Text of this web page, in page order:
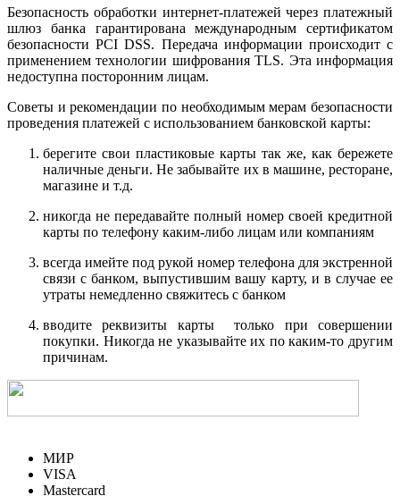
Безопасность обработки интернет-платежей через платежный
шлюз банка гарантирована международным сертификатом
безопасности PCI DSS. Передача информации происходит с
применением технологии шифрования TLS. Эта информация
недоступна посторонним лицам.
Советы и рекомендации по необходимым мерам безопасности
проведения платежей с использованием банковской карты:
берегите свои пластиковые карты так же, как бережете
наличные деньги. Не забывайте их в машине, ресторане,
магазине и т.д.
никогда не передавайте полный номер своей кредитной
карты по телефону каким-либо лицам или компаниям
всегда имейте под рукой номер телефона для экстренной
связи с банком, выпустившим вашу карту, и в случае ее
утраты немедленно свяжитесь с банком
вводите реквизиты карты только при совершении
покупки. Никогда не указывайте их по каким-то другим
причинам.
МИР
VISA
Mastercard